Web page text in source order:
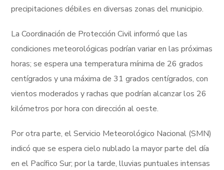
precipitaciones débiles en diversas zonas del municipio.
La Coordinación de Protección Civil informó que las
condiciones meteorológicas podrían variar en las próximas
horas; se espera una temperatura mínima de 26 grados
centígrados y una máxima de 31 grados centígrados, con
vientos moderados y rachas que podrían alcanzar los 26
kilómetros por hora con dirección al oeste.
Por otra parte, el Servicio Meteorológico Nacional (SMN)
indicó que se espera cielo nublado la mayor parte del día
en el Pacífico Sur; por la tarde, lluvias puntuales intensas